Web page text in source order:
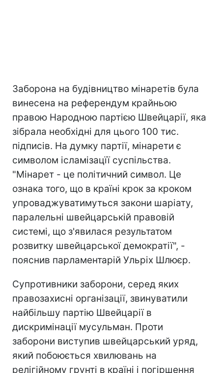
Заборона на будівництво мінаретів була
винесена на референдум крайньою
правою Народною партією Швейцарії, яка
зібрала необхідні для цього 100 тис.
підписів. На думку партії, мінарети є
символом ісламізацїї суспільства.
"Мінарет - це політичний символ. Це
ознака того, що в країні крок за кроком
упроваджуватимуться закони шаріату,
паралельні швейцарській правовій
системі, що з'явилася результатом
розвитку швейцарської демократії", -
пояснив парламентарій Ульріх Шлюєр.
Супротивники заборони, серед яких
правозахисні організації, звинуватили
найбільшу партію Швейцарії в
дискримінації мусульман. Проти
заборони виступив швейцарський уряд,
який побоюється хвилювань на
релігійному грунті в країні і погіршення